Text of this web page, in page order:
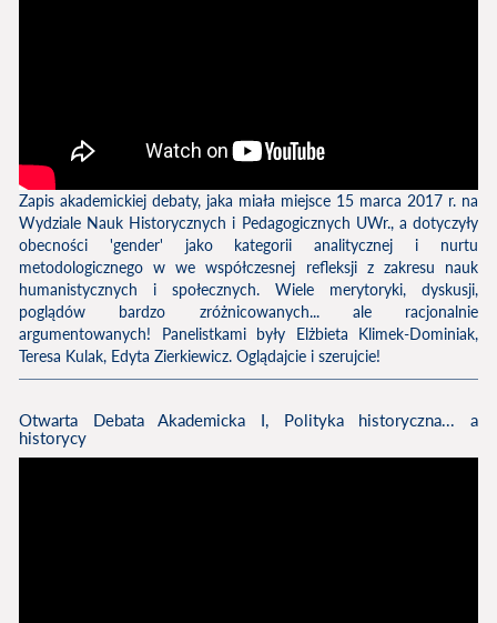
Zapis akademickiej debaty, jaka miała miejsce 15 marca 2017 r. na
Wydziale Nauk Historycznych i Pedagogicznych UWr., a dotyczyły
obecności 'gender' jako kategorii analitycznej i nurtu
metodologicznego w we współczesnej refleksji z zakresu nauk
humanistycznych i społecznych. Wiele merytoryki, dyskusji,
poglądów bardzo zróżnicowanych... ale racjonalnie
argumentowanych! Panelistkami były Elżbieta Klimek-Dominiak,
Teresa Kulak, Edyta Zierkiewicz. Oglądajcie i szerujcie!
Otwarta Debata Akademicka I, Polityka historyczna... a
historycy